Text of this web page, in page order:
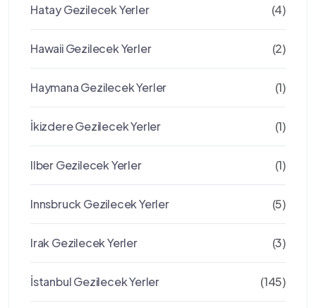
Hatay Gezilecek Yerler (4)
Hawaii Gezilecek Yerler (2)
Haymana Gezilecek Yerler (1)
İkizdere Gezilecek Yerler (1)
Ilber Gezilecek Yerler (1)
Innsbruck Gezilecek Yerler (5)
Irak Gezilecek Yerler (3)
İstanbul Gezilecek Yerler (145)